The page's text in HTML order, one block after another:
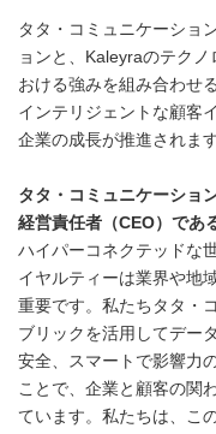
タタ・コミュニケーショ
ョンと、Kaleyraのテク
おける強みを組み合わせ
インテリジェントな顧客
企業の成長が推進されます
タタ・コミュニケーショ
経営責任者（CEO）であ
ハイパーコネクテッドな
イヤルティーは業界や地
重要です。私たちタタ・
ブリックを活用してデー
安全、スマートで影響力
ことで、企業と顧客の関
ています。私たちは、こ